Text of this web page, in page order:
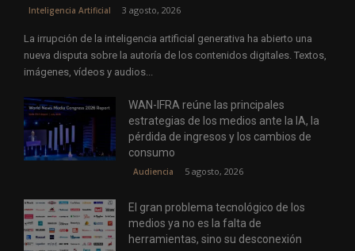
Inteligencia Artificial 3 agosto, 2026
La irrupción de la inteligencia artificial generativa ha abierto una
nueva disputa sobre la autoría de los contenidos digitales. Textos,
imágenes, vídeos y audios...
WAN-IFRA reúne las principales
estrategias de los medios ante la IA, la
pérdida de ingresos y los cambios de
consumo
Audiencia 5 agosto, 2026
El gran problema tecnológico de los
medios ya no es la falta de
herramientas, sino su desconexión